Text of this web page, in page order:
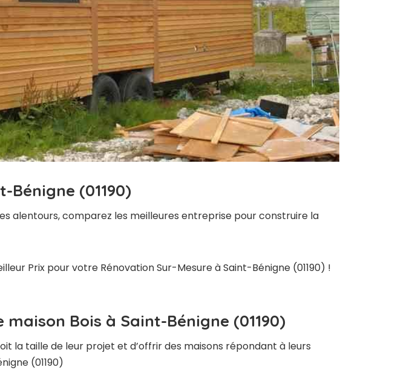
(01190)
alentours, comparez les meilleures entreprise pour construire la
Prix pour votre Rénovation Sur-Mesure à Saint-Bénigne (01190) !
Bois à Saint-Bénigne (01190)
la taille de leur projet et d’offrir des maisons répondant à leurs
(01190)